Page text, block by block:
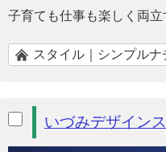
子育ても仕事も楽しく両
スタイル｜シンプルナ
いづみデザイン